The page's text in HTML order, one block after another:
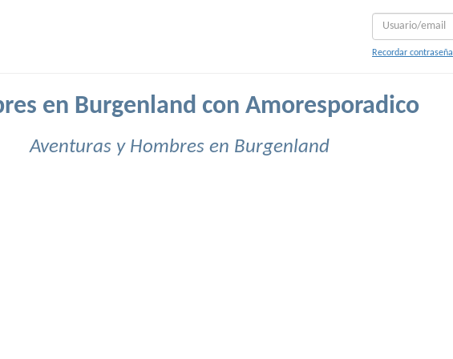
Recordar contraseña
en Burgenland con Amoresporadico
Aventuras y Hombres en Burgenland